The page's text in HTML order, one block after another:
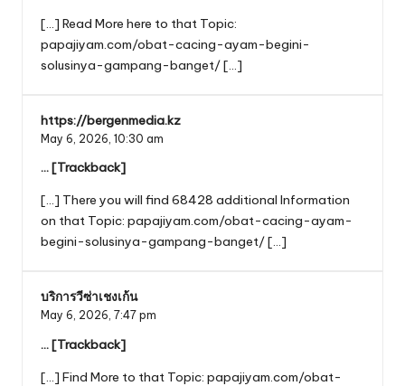
[…] Read More here to that Topic:
papajiyam.com/obat-cacing-ayam-begini-
solusinya-gampang-banget/ […]
https://bergenmedia.kz
May 6, 2026, 10:30 am
… [Trackback]
[…] There you will find 68428 additional Information
on that Topic: papajiyam.com/obat-cacing-ayam-
begini-solusinya-gampang-banget/ […]
บริการวีซ่าเชงเก้น
May 6, 2026, 7:47 pm
… [Trackback]
[…] Find More to that Topic: papajiyam.com/obat-